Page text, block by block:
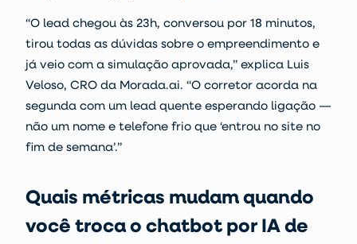
“O lead chegou às 23h, conversou por 18 minutos,
tirou todas as dúvidas sobre o empreendimento e
já veio com a simulação aprovada,” explica Luis
Veloso, CRO da Morada.ai. “O corretor acorda na
segunda com um lead quente esperando ligação —
não um nome e telefone frio que ‘entrou no site no
fim de semana’.”
Quais métricas mudam quando
você troca o chatbot por IA de